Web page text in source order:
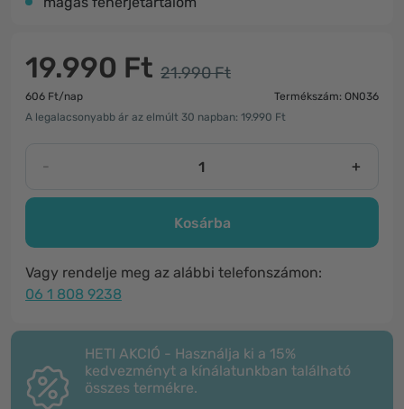
19.990 Ft 21.990 Ft
606 Ft/nap
Termékszám: ON036
A legalacsonyabb ár az elmúlt 30 napban: 19.990 Ft
- +
Kosárba
Vagy rendelje meg az alábbi telefonszámon:
06 1 808 9238
HETI AKCIÓ - Használja ki a 15%
kedvezményt a kínálatunkban található
összes termékre.